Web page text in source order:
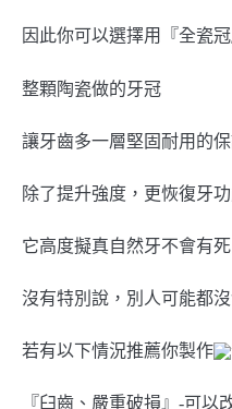
因此你可以選擇用『全瓷
整顆陶瓷做的牙冠
讓牙齒多一層堅固耐用的
除了提升強度，更恢復牙
它高度擬真自然牙不會有
沒有特別說，別人可能都
若有以下情況推薦你製作
『臼齒、嚴重破損』-可以